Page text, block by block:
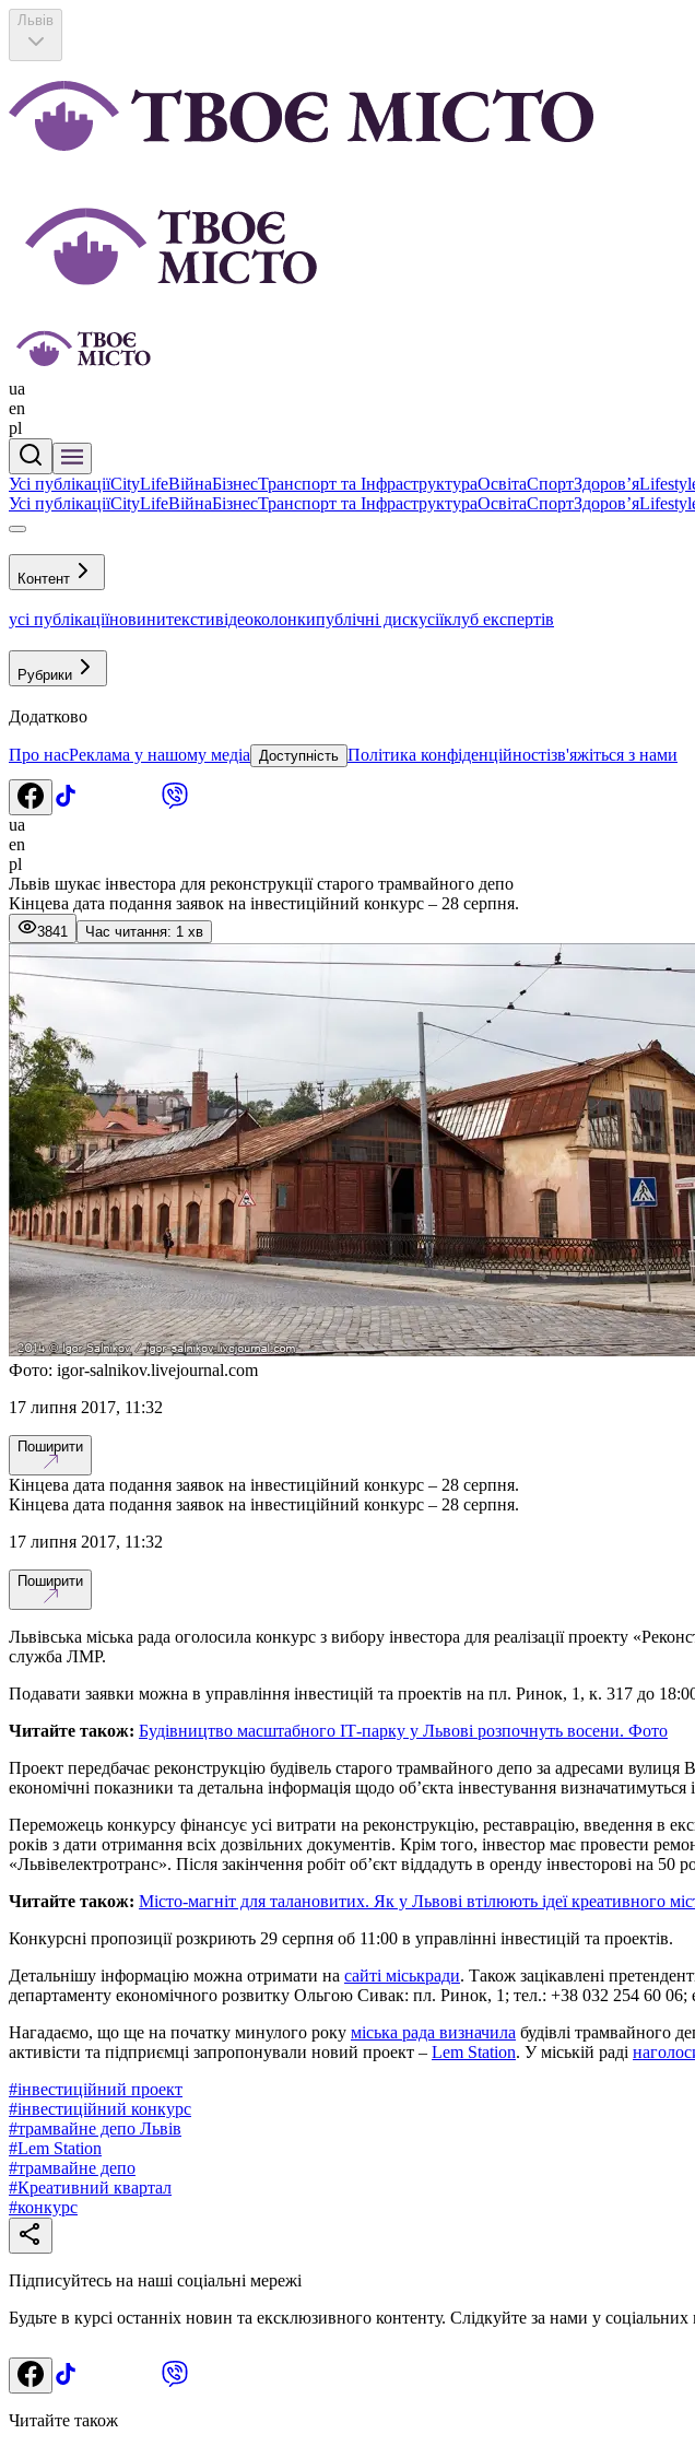
Львів
ua
en
pl
Усі публікаціїCityLifeВійнаБізнесТранспорт та ІнфраструктураОсвітаСпортЗдоровʼя
Усі публікаціїCityLifeВійнаБізнесТранспорт та ІнфраструктураОсвітаСпортЗдоровʼя
Контент
усі публікаціїновинитекстивідеоколонкипублічні дискусіїклуб експертів
Рубрики
Додатково
Про насРеклама у нашому медіа Доступність Політика конфіденційностізв'яжіться з нами
ua
en
pl
Львів шукає інвестора для реконструкції старого трамвайного депо
Кінцева дата подання заявок на інвестиційний конкурс – 28 серпня.
3841 Час читання: 1 хв
Фото: igor-salnikov.livejournal.com
17 липня 2017, 11:32
Поширити
Кінцева дата подання заявок на інвестиційний конкурс – 28 серпня.
Кінцева дата подання заявок на інвестиційний конкурс – 28 серпня.
17 липня 2017, 11:32
Поширити
Львівська міська рада оголосила конкурс з вибору інвестора для реалізації проекту
служба ЛМР.
Подавати заявки можна в управління інвестицій та проектів на пл. Ринок, 1, к. 317 до
Читайте також: Будівництво масштабного ІТ-парку у Львові розпочнуть восени. Фото
Проект передбачає реконструкцію будівель старого трамвайного депо за адресами
економічні показники та детальна інформація щодо об’єкта інвестування визначатимуться
Переможець конкурсу фінансує усі витрати на реконструкцію, реставрацію, введення в
років з дати отримання всіх дозвільних документів. Крім того, інвестор має провести
«Львівелектротранс». Після закінчення робіт об’єкт віддадуть в оренду інвесторові на 50
Читайте також: Місто-магніт для талановитих. Як у Львові втілюють ідеї креативного
Конкурсні пропозиції розкриють 29 серпня об 11:00 в управлінні інвестицій та проектів.
Детальнішу інформацію можна отримати на сайті міськради. Також зацікавлені
департаменту економічного розвитку Ольгою Сивак: пл. Ринок, 1; тел.: +38 032 254 60 06;
Нагадаємо, що ще на початку минулого року міська рада визначила будівлі трамвайного
активісти та підприємці запропонували новий проект – Lem Station. У міській раді
#інвестиційний проект
#інвестиційний конкурс
#трамвайне депо Львів
#Lem Station
#трамвайне депо
#Креативний квартал
#конкурс
Підписуйтесь на наші соціальні мережі
Будьте в курсі останніх новин та ексклюзивного контенту. Слідкуйте за нами у
Читайте також